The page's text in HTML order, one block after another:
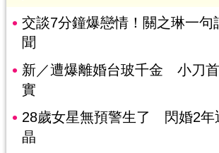
交談7分鐘爆戀情！關之琳一句
聞
新／遭爆離婚台玻千金 小刀
實
28歲女星無預警生了 閃婚2年
晶